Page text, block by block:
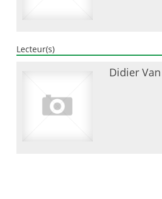
Lecteur(s)
Didier